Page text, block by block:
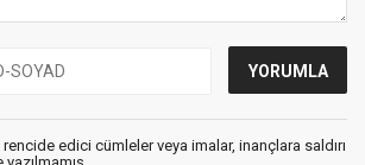
edici cümleler veya imalar, inançlara saldırı